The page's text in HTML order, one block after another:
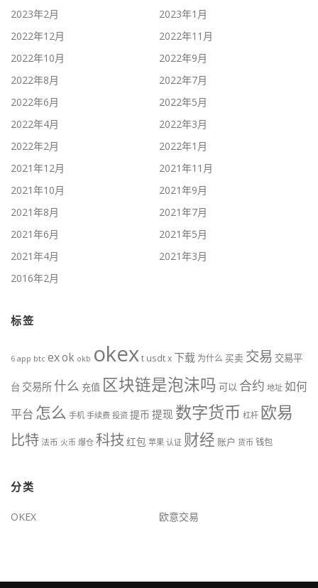
2023年2月
2023年1月
2022年12月
2022年11月
2022年10月
2022年9月
2022年8月
2022年7月
2022年6月
2022年5月
2022年4月
2022年3月
2022年2月
2022年1月
2021年12月
2021年11月
2021年10月
2021年9月
2021年8月
2021年7月
2021年6月
2021年5月
2021年4月
2021年3月
2016年2月
标签
6 app btc exok okb okext usdtx下载 为什么 买卖 交易 交易平
台 交易所 什么 充值 区块链是泡沫吗 可以 合约 地址 如何
平台 怎么 手机 手续费 投资 提币 提现 数字货币 杠杆 欧易
比特法币 火币 爆仓 科技 红包 苹果 认证 财经 账户 货币 钱包
分类
OKEX 欧意交易